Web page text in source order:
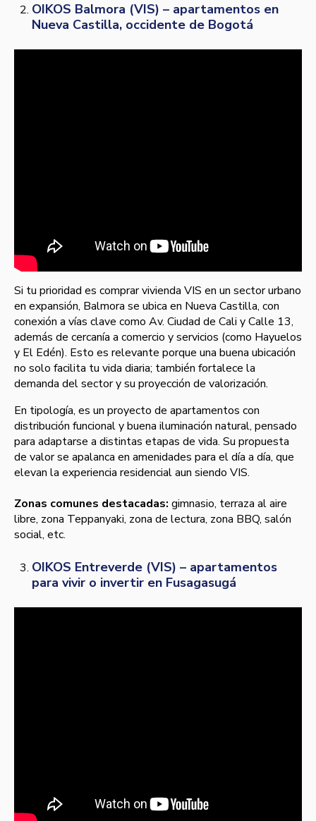
OIKOS Balmora (VIS) – apartamentos en
Nueva Castilla, occidente de Bogotá
Si tu prioridad es comprar vivienda VIS en un sector urbano
en expansión, Balmora se ubica en Nueva Castilla, con
conexión a vías clave como Av. Ciudad de Cali y Calle 13,
además de cercanía a comercio y servicios (como Hayuelos
y El Edén). Esto es relevante porque una buena ubicación
no solo facilita tu vida diaria; también fortalece la
demanda del sector y su proyección de valorización.
En tipología, es un proyecto de apartamentos con
distribución funcional y buena iluminación natural, pensado
para adaptarse a distintas etapas de vida. Su propuesta
de valor se apalanca en amenidades para el día a día, que
elevan la experiencia residencial aun siendo VIS.
Zonas comunes destacadas: gimnasio, terraza al aire
libre, zona Teppanyaki, zona de lectura, zona BBQ, salón
social, etc.
OIKOS Entreverde (VIS) – apartamentos
para vivir o invertir en Fusagasugá